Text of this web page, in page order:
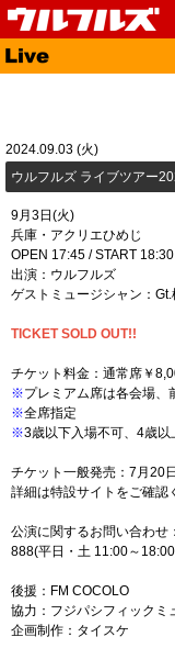
Top
Profile
Fanclub
Contact
2024.09.03 (火)
ウルフルズ ライブツアー
9月3日(火)
兵庫・アクリエひめじ
OPEN 17:45 / START 18:30
出演：ウルフルズ
ゲストミュージシャン：
TICKET SOLD OUT!!
チケット料金：通常席￥
※プレミアム席は各会場、
※全席指定
※3歳以下入場不可、4歳
チケット一般発売：7月20
詳細は特設サイトをご確認
公演に関するお問い合わ
888(平日・土 11:00～
後援：FM COCOLO
協力：フジパシフィックミ
企画制作：タイスケ